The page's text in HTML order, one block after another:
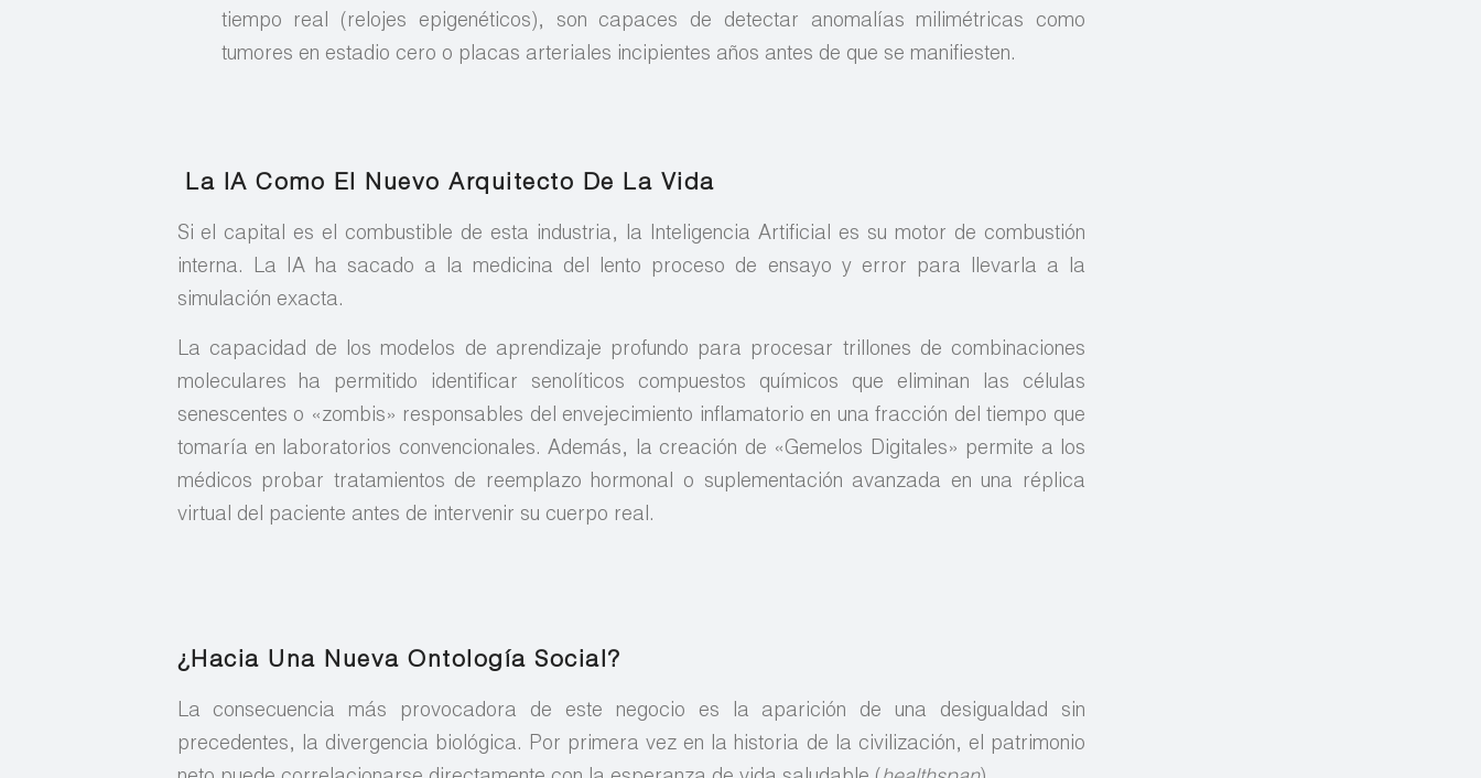
tiempo real (relojes epigenéticos), son capaces de detectar anomalías milimétricas como
tumores en estadio cero o placas arteriales incipientes años antes de que se manifiesten.
La IA Como El Nuevo Arquitecto De La Vida
Si el capital es el combustible de esta industria, la Inteligencia Artificial es su motor de combustión
interna. La IA ha sacado a la medicina del lento proceso de ensayo y error para llevarla a la
simulación exacta.
La capacidad de los modelos de aprendizaje profundo para procesar trillones de combinaciones
moleculares ha permitido identificar senolíticos compuestos químicos que eliminan las células
senescentes o «zombis» responsables del envejecimiento inflamatorio en una fracción del tiempo que
tomaría en laboratorios convencionales. Además, la creación de «Gemelos Digitales» permite a los
médicos probar tratamientos de reemplazo hormonal o suplementación avanzada en una réplica
virtual del paciente antes de intervenir su cuerpo real.
¿Hacia Una Nueva Ontología Social?
La consecuencia más provocadora de este negocio es la aparición de una desigualdad sin
precedentes, la divergencia biológica. Por primera vez en la historia de la civilización, el patrimonio